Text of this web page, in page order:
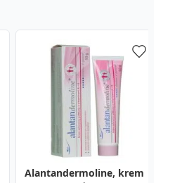
Alantandermoline, krem